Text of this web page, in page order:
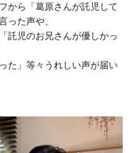
から「葛原さんが託児して
った声や、
託児のお兄さんが優しかっ
た」等々うれしい声が届い